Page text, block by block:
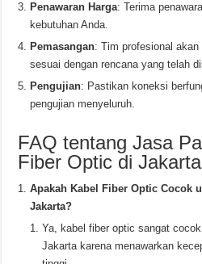
Penawaran Harga: Terima
kebutuhan Anda.
Pemasangan: Tim profesional
sesuai dengan rencana yang telah
Pengujian: Pastikan koneksi
pengujian menyeluruh.
FAQ tentang Jasa
Fiber Optic di Jakarta
Apakah Kabel Fiber Optic Cocok
Jakarta?
Ya, kabel fiber optic sangat
Jakarta karena menawarkan